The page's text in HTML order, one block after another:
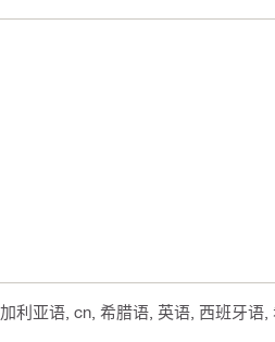
加利亚语, cn, 希腊语, 英语, 西班牙